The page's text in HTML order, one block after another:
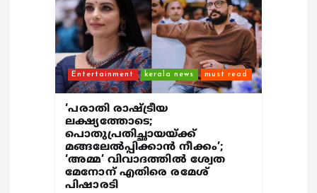
Entertainment kerala news must read
‘പരാതി രാഷ്ട്രീയ
ലക്ഷ്യത്തോടെ;
പൊതുപ്രതിച്ഛായയ്ക്ക്
മങ്ങലേല്‍പ്പിക്കാന്‍ നീക്കം’;
‘അമ്മ’ വിവാദത്തില്‍ ശ്വേത
മേനോന് എതിരെ രമേശ്
പിഷാരടി